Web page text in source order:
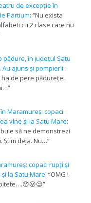
de excepție în
Partium: “Nu exista
cu 2 clase care nu
pădure, în județul Satu
Au ajuns și pompierii:
ha de pere pădurețe.
”
Maramureș: copaci
vine și la Satu Mare:
să ne demonstrezi
Știm deja. Nu…”
copaci rupți și
la Satu Mare: “OMG !
”